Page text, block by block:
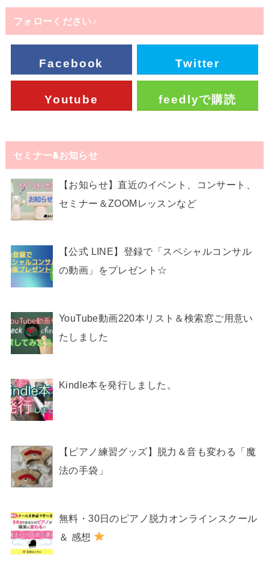
フォローください♪
Facebook Twitter
Youtube feedlyで購読
セミナー&お知らせ
【お知らせ】直近のイベント、コンサート、
セミナー＆ZOOMレッスンなど
【公式 LINE】登録で「スペシャルコンサル
の動画」をプレゼント☆
YouTube動画220本リスト＆検索窓ご用意い
たしました
Kindle本を発行しました。
【ピアノ練習グッズ】脱力＆音も変わる「魔
法の手袋」
無料・30日のピアノ脱力オンラインスクール
＆ 感想